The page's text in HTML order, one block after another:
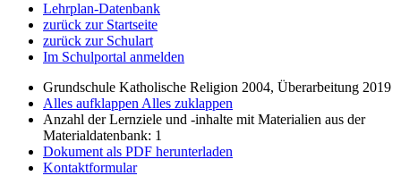
Lehrplan-Datenbank
zurück zur Startseite
zurück zur Schulart
Im Schulportal anmelden
Grundschule Katholische Religion 2004, Überarbeitung 2019
Alles aufklappen Alles zuklappen
Anzahl der Lernziele und -inhalte mit Materialien aus der
Materialdatenbank: 1
Dokument als PDF herunterladen
Kontaktformular